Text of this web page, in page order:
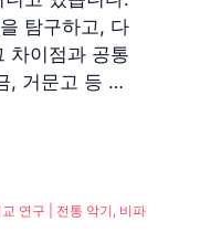
탐구하고, 다
차이점과 공통
, 거문고 등 …
연구 | 전통 악기, 비파